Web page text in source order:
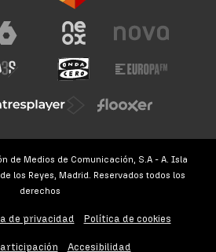
de Medios de Comunicación, S.A - A. Isla
los Reyes, Madrid. Reservados todos los
derechos
de privacidad Política de cookies
Accesibilidad